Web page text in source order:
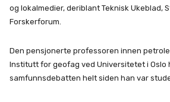
og lokalmedier, deriblant Teknisk Ukeblad,
Forskerforum.
Den pensjonerte professoren innen
Institutt for geofag ved Universitetet i Oslo
samfunnsdebatten helt siden han var